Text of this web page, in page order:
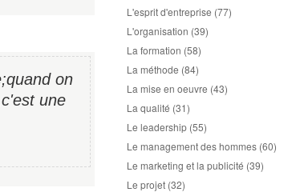
on
une
L'esprit d'entreprise (77)
L'organisation (39)
La formation (58)
La méthode (84)
La mise en oeuvre (43)
La qualité (31)
Le leadership (55)
Le management des hommes (60)
Le marketing et la publicité (39)
Le projet (32)